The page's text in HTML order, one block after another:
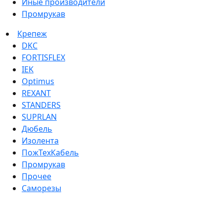
Промрукав
Крепеж
DKC
FORTISFLEX
IEK
Optimus
REXANT
STANDERS
SUPRLAN
Дюбель
Изолента
ПожТехКабель
Промрукав
Прочее
Саморезы